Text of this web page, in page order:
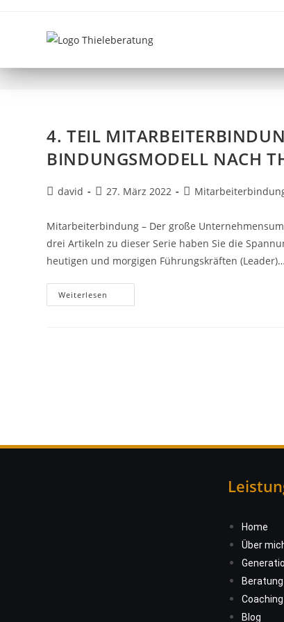
4. TEIL
BINDUNGSMODELL NACH
david 27. März 2022
Mitarbeiterbindung – Der große
drei Artikeln zu dieser Serie haben Sie die
heutigen und morgigen Führungskräften (Leader)…
Weiterlesen
Home
Über
Beratung
Coaching
Blog